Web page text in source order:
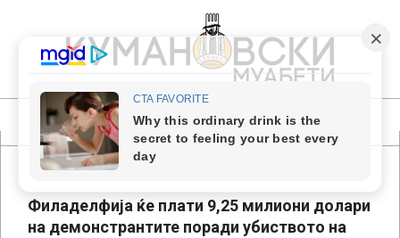
content
КУМАНОВСКИ
МУАБЕТИ
Primary
Navigation
Филаделфија ќе плати 9,25 милиони долари
на демонстрантите поради убиството на